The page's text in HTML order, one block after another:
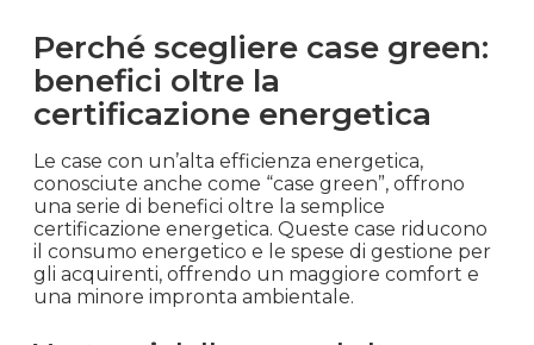
Il futuro del mercato immobiliare
in relazione alle classi
energetiche
Dopo il 2030, è probabile che le classi
energetiche continuino a influenzare il mercato
immobiliare. L’efficienza energetica degli edifici è
un fattore sempre più importante per gli
acquirenti, che sono sempre più attenti ai
consumi energetici e alle conseguenze
ambientali. Le case con classi energetiche